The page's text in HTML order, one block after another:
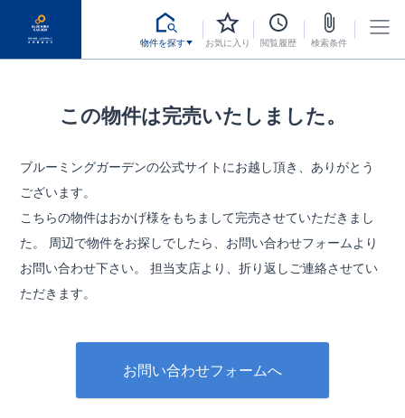
物件を探す お気に入り 閲覧履歴 検索条件
この物件は完売いたしました。
ブルーミングガーデンの公式サイトにお越し頂き、ありがとう
ございます。
こちらの物件はおかげ様をもちまして完売させていただきまし
た。
周辺で物件をお探しでしたら、お問い合わせフォームより
お問い合わせ下さい。
担当支店より、折り返しご連絡させてい
ただきます。
お問い合わせフォームへ